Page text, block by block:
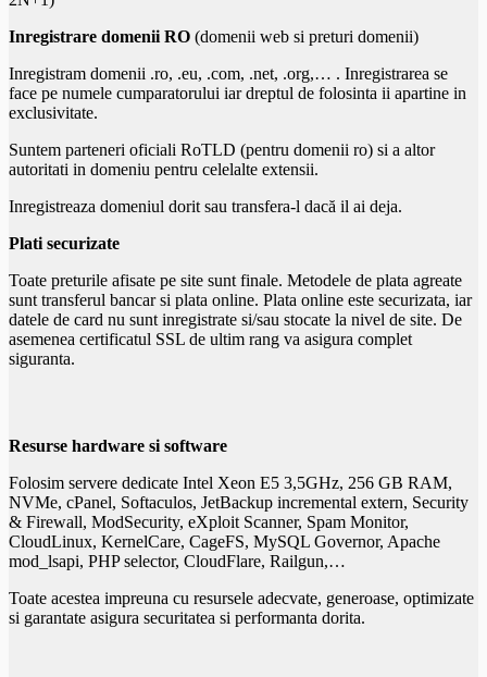
Inregistrare domenii RO (domenii web si preturi domenii)
Inregistram domenii .ro, .eu, .com, .net, .org,… . Inregistrarea se
face pe numele cumparatorului iar dreptul de folosinta ii apartine in
exclusivitate.
Suntem parteneri oficiali RoTLD (pentru domenii ro) si a altor
autoritati in domeniu pentru celelalte extensii.
Inregistreaza domeniul dorit sau transfera-l dacă il ai deja.
Plati securizate
Toate preturile afisate pe site sunt finale. Metodele de plata agreate
sunt transferul bancar si plata online. Plata online este securizata, iar
datele de card nu sunt inregistrate si/sau stocate la nivel de site. De
asemenea certificatul SSL de ultim rang va asigura complet
siguranta.
Resurse hardware si software
Folosim servere dedicate Intel Xeon E5 3,5GHz, 256 GB RAM,
NVMe, cPanel, Softaculos, JetBackup incremental extern, Security
& Firewall, ModSecurity, eXploit Scanner, Spam Monitor,
CloudLinux, KernelCare, CageFS, MySQL Governor, Apache
mod_lsapi, PHP selector, CloudFlare, Railgun,…
Toate acestea impreuna cu resursele adecvate, generoase, optimizate
si garantate asigura securitatea si performanta dorita.